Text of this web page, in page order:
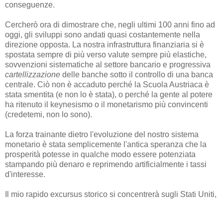
conseguenze.
Cercherò ora di dimostrare che, negli ultimi 100 anni fino ad
oggi, gli sviluppi sono andati quasi costantemente nella
direzione opposta. La nostra infrastruttura finanziaria si è
spostata sempre di più verso valute sempre più elastiche,
sovvenzioni sistematiche al settore bancario e progressiva
cartellizzazione delle banche sotto il controllo di una banca
centrale. Ciò non è accaduto perché la Scuola Austriaca è
stata smentita (e non lo è stata), o perché la gente al potere
ha ritenuto il keynesismo o il monetarismo più convincenti
(credetemi, non lo sono).
La forza trainante dietro l'evoluzione del nostro sistema
monetario è stata semplicemente l'antica speranza che la
prosperità potesse in qualche modo essere potenziata
stampando più denaro e reprimendo artificialmente i tassi
d'interesse.
Il mio rapido excursus storico si concentrerà sugli Stati Uniti,